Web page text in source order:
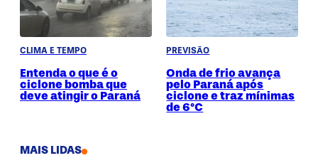
CLIMA E TEMPO
Entenda o que é o
ciclone bomba que
deve atingir o Paraná
PREVISÃO
Onda de frio avança
pelo Paraná após
ciclone e traz mínimas
de 6°C
MAIS LIDAS